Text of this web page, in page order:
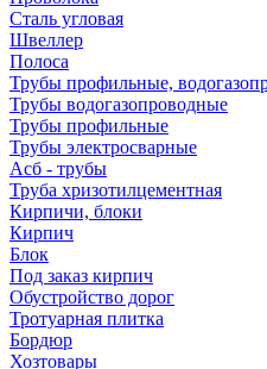
Сталь угловая
Швеллер
Полоса
Трубы профильные,
Трубы водогазопроводные
Трубы профильные
Трубы электросварные
Асб - трубы
Труба хризотилцементная
Кирпичи, блоки
Кирпич
Блок
Под заказ кирпич
Обустройство дорог
Тротуарная плитка
Бордюр
Хозтовары